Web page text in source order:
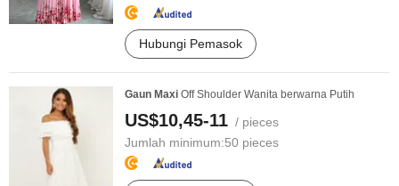
Hubungi Pemasok
Gaun Maxi Off Shoulder Wanita berwarna Putih
US$10,45-11 / pieces
Jumlah minimum:50 pieces